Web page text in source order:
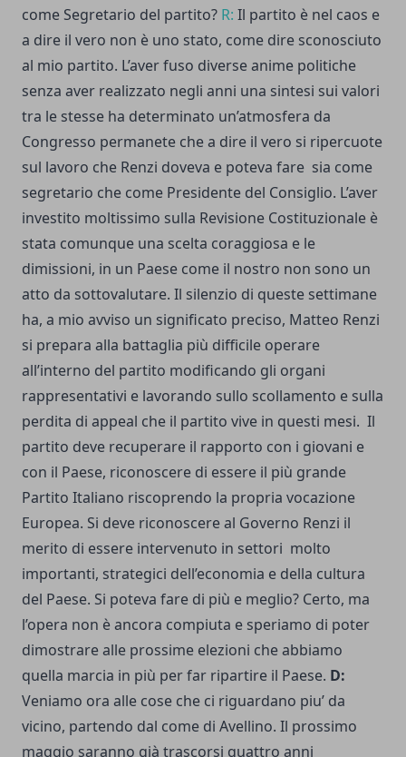
come Segretario del partito? R: Il partito è nel caos e
a dire il vero non è uno stato, come dire sconosciuto
al mio partito. L’aver fuso diverse anime politiche
senza aver realizzato negli anni una sintesi sui valori
tra le stesse ha determinato un’atmosfera da
Congresso permanete che a dire il vero si ripercuote
sul lavoro che Renzi doveva e poteva fare sia come
segretario che come Presidente del Consiglio. L’aver
investito moltissimo sulla Revisione Costituzionale è
stata comunque una scelta coraggiosa e le
dimissioni, in un Paese come il nostro non sono un
atto da sottovalutare. Il silenzio di queste settimane
ha, a mio avviso un significato preciso, Matteo Renzi
si prepara alla battaglia più difficile operare
all’interno del partito modificando gli organi
rappresentativi e lavorando sullo scollamento e sulla
perdita di appeal che il partito vive in questi mesi. Il
partito deve recuperare il rapporto con i giovani e
con il Paese, riconoscere di essere il più grande
Partito Italiano riscoprendo la propria vocazione
Europea. Si deve riconoscere al Governo Renzi il
merito di essere intervenuto in settori molto
importanti, strategici dell’economia e della cultura
del Paese. Si poteva fare di più e meglio? Certo, ma
l’opera non è ancora compiuta e speriamo di poter
dimostrare alle prossime elezioni che abbiamo
quella marcia in più per far ripartire il Paese. D:
Veniamo ora alle cose che ci riguardano piu’ da
vicino, partendo dal come di Avellino. Il prossimo
maggio saranno già trascorsi quattro anni